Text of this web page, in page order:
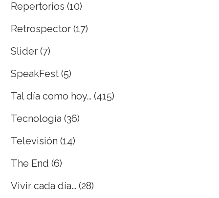
Repertorios (10)
Retrospector (17)
Slider (7)
SpeakFest (5)
Tal día como hoy… (415)
Tecnología (36)
Televisión (14)
The End (6)
Vivir cada día… (28)